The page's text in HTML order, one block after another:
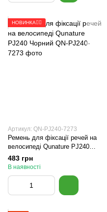
НОВИНКА🚴‍♂️
Артикул: QN-PJ240-7273
Ремень для фіксації речей на
велосипеді Qunature PJ240
Чорний
483 грн
В наявності